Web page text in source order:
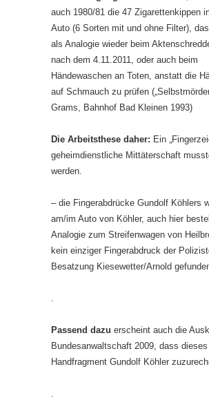
auch 1980/81 die 47 Zigarettenkippen
Auto (6 Sorten mit und ohne Filter),
als Analogie wieder beim
nach dem 4.11.2011, oder auch beim
Händewaschen an Toten, anstatt die
auf Schmauch zu prüfen
Grams, Bahnhof Bad Kleinen 1993)
Die Arbeitsthese daher: Ein
geheimdienstliche Mittäterschaft
werden.
– die Fingerabdrücke Gundolf Köhlers
am/im Auto von Köhler, auch hier
Analogie zum Streifenwagen von
kein einziger Fingerabdruck der
Besatzung Kiesewetter/Arnold
Passend dazu erscheint auch die
Bundesanwaltschaft 2009, dass dieses
Handfragment Gundolf Köhler